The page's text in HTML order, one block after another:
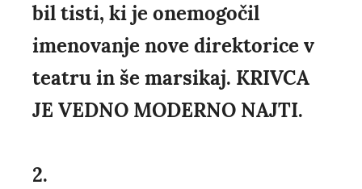
bil tisti, ki je onemogočil
imenovanje nove direktorice v
teatru in še marsikaj. KRIVCA
JE VEDNO MODERNO NAJTI.
2.